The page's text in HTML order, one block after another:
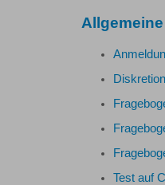
Test auf